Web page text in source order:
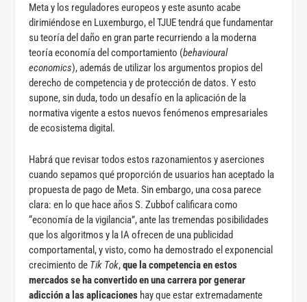
Meta y los reguladores europeos y este asunto acabe
dirimiéndose en Luxemburgo, el TJUE tendrá que fundamentar
su teoría del daño en gran parte recurriendo a la moderna
teoría economía del comportamiento (behavioural
economics), además de utilizar los argumentos propios del
derecho de competencia y de protección de datos. Y esto
supone, sin duda, todo un desafío en la aplicación de la
normativa vigente a estos nuevos fenómenos empresariales
de ecosistema digital.
Habrá que revisar todos estos razonamientos y aserciones
cuando sepamos qué proporción de usuarios han aceptado la
propuesta de pago de Meta. Sin embargo, una cosa parece
clara: en lo que hace años S. Zubbof calificara como
“economía de la vigilancia”, ante las tremendas posibilidades
que los algoritmos y la IA ofrecen de una publicidad
comportamental, y visto, como ha demostrado el exponencial
crecimiento de Tik Tok,que la competencia en estos
mercados se ha convertido en una carrera por generar
adicción a las aplicaciones hay que estar extremadamente